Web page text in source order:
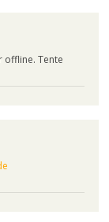
offline. Tente